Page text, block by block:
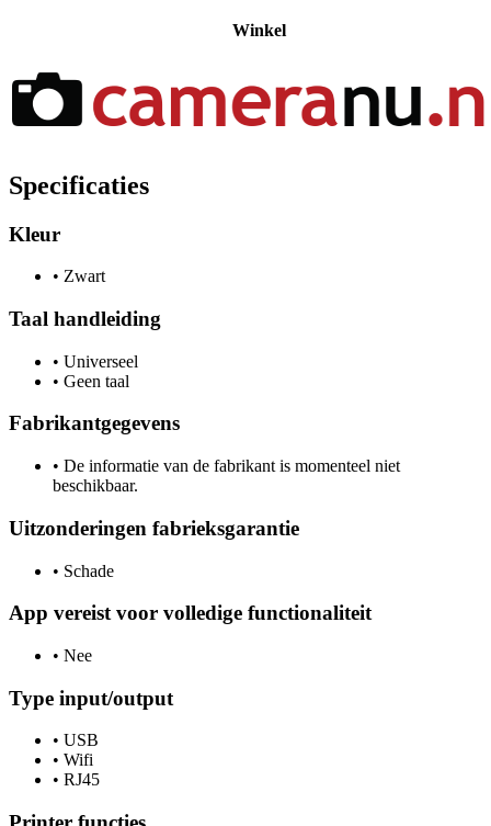
Winkel
Specificaties
Kleur
• Zwart
Taal handleiding
• Universeel
• Geen taal
Fabrikantgegevens
• De informatie van de fabrikant is momenteel niet
beschikbaar.
Uitzonderingen fabrieksgarantie
• Schade
App vereist voor volledige functionaliteit
• Nee
Type input/output
• USB
• Wifi
• RJ45